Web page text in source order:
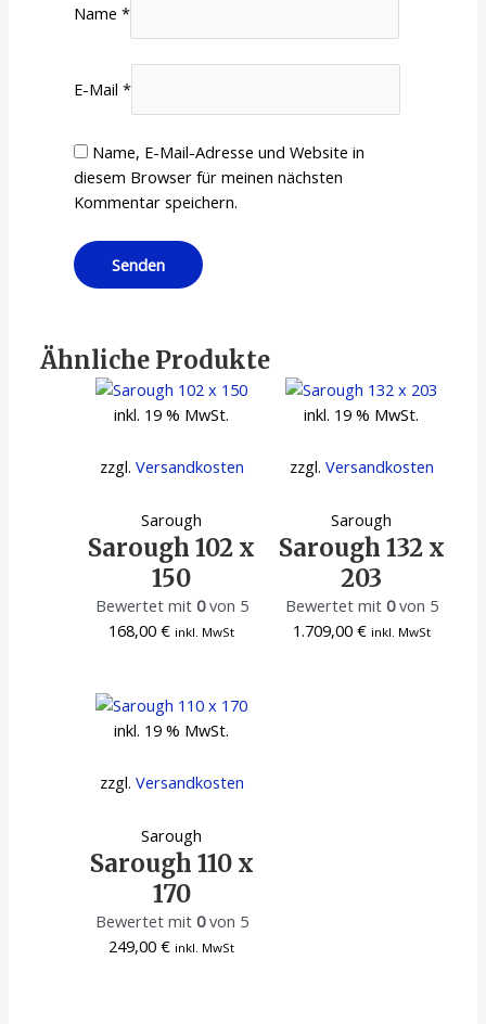
Name*
E-Mail*
Name, E-Mail-Adresse und Website in
diesem Browser für meinen nächsten
Kommentar speichern.
Ähnliche Produkte
inkl. 19 % MwSt.
zzgl. Versandkosten
Sarough
Sarough 102 x
150
Bewertet mit 0von 5
168,00€ inkl. MwSt
inkl. 19 % MwSt.
zzgl. Versandkosten
Sarough
Sarough 132 x
203
Bewertet mit 0von 5
1.709,00 € inkl. MwSt
inkl. 19 % MwSt.
zzgl. Versandkosten
Sarough
Sarough 110 x
170
Bewertet mit 0von 5
249,00€ inkl. MwSt